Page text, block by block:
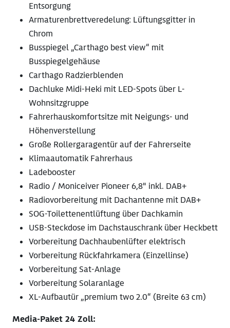
Entsorgung
Armaturenbrettveredelung: Lüftungsgitter in
Chrom
Busspiegel „Carthago best view“ mit
Busspiegelgehäuse
Carthago Radzierblenden
Dachluke Midi-Heki mit LED-Spots über L-
Wohnsitzgruppe
Fahrerhauskomfortsitze mit Neigungs- und
Höhenverstellung
Große Rollergaragentür auf der Fahrerseite
Klimaautomatik Fahrerhaus
Ladebooster
Radio / Moniceiver Pioneer 6,8" inkl. DAB+
Radiovorbereitung mit Dachantenne mit DAB+
SOG-Toilettenentlüftung über Dachkamin
USB-Steckdose im Dachstauschrank über Heckbett
Vorbereitung Dachhaubenlüfter elektrisch
Vorbereitung Rückfahrkamera (Einzellinse)
Vorbereitung Sat-Anlage
Vorbereitung Solaranlage
XL-Aufbautür „premium two 2.0“ (Breite 63 cm)
Media-Paket 24 Zoll: